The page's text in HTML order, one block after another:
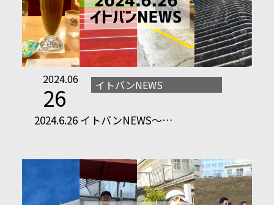
2024.06
26 イトバンNEWS
2024.6.26 イトバンNEWS～…